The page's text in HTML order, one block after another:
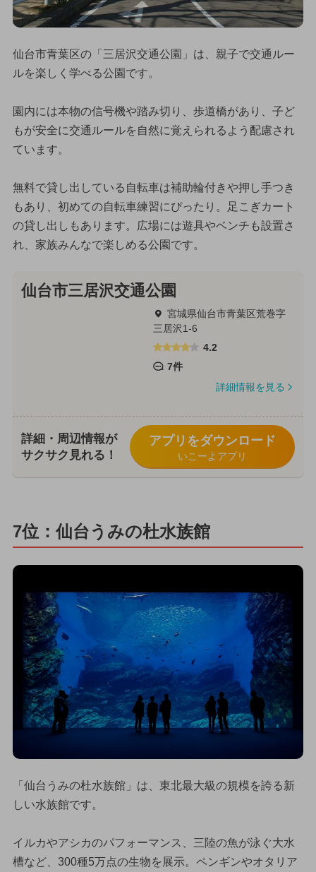
仙台市青葉区の「三居沢交通公園」は、親子で交通ルー
ルを楽しく学べる公園です。
園内には本物の信号機や踏み切り、歩道橋があり、子ど
もが安全に交通ルールを自然に覚えられるよう配慮され
ています。
無料で貸し出している自転車は補助輪付きや押し手つき
もあり、初めての自転車練習にぴったり。足こぎカート
の貸し出しもあります。広場には遊具やベンチも設置さ
れ、家族みんなで楽しめる公園です。
仙台市三居沢交通公園
宮城県仙台市青葉区荒巻字
三居沢1-6
4.2
7件
詳細情報を見る
詳細・周辺情報が
サクサク見れる！
アプリをダウンロード
いこーよアプリ
7位：仙台うみの杜水族館
「仙台うみの杜水族館」は、東北最大級の規模を誇る新
しい水族館です。
イルカやアシカのパフォーマンス、三陸の魚が泳ぐ大水
槽など、300種5万点の生物を展示。ペンギンやオタリア